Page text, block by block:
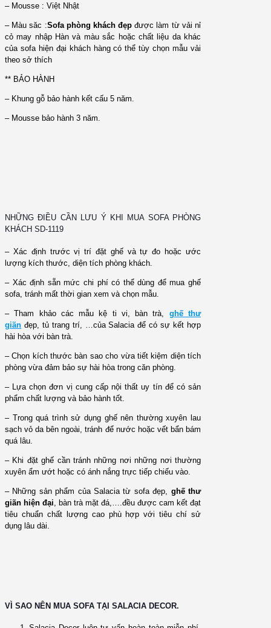
– Mousse : Việt Nhật
– Màu săc :Sofa phòng khách đẹp được làm từ vải nỉ
cỏ may nhập Hàn và màu sắc hoặc chất liệu da khác
của sofa hiện đại khách hàng có thể tùy chọn mẫu vải
theo sở thích
** BẢO HÀNH
– Khung gỗ bảo hành kết cấu 5 năm.
– Mousse bảo hành 3 năm.
NHỮNG ĐIỀU CẦN LƯU Ý KHI MUA SOFA PHÒNG
KHÁCH SD-1119
– Xác định trước vị trí đặt ghế và tự đo hoặc ước
lượng kích thước, diện tích phòng khách.
– Xác định sẵn mức chi phí có thể dùng để mua ghế
sofa, tránh mất thời gian xem và chọn mẫu.
– Tham khảo các mẫu kệ ti vi, bàn trà, ghế thư
giãn đẹp, tủ trang trí, …của Salacia để có sự kết hợp
hài hòa với bàn trà.
– Chọn kích thước bàn sao cho vừa tiết kiệm diện tích
phòng vừa đảm bảo sự hài hòa trong căn phòng.
– Lựa chọn đơn vị cung cấp nội thất uy tín để có sản
phẩm chất lượng và bảo hành tốt.
– Trong quá trình sử dụng ghế nên thường xuyên lau
sạch vỏ da bên ngoài, tránh để nước hoặc vết bẩn bám
quá lâu.
– Khi đặt ghế cần tránh những nơi những nơi thường
xuyên ẩm ướt hoặc có ánh nắng trực tiếp chiếu vào.
– Những sản phẩm của Salacia từ sofa đẹp, ghế thư
giãn hiện đại , bàn trà mặt đá,….đều được cam kết đạt
tiêu chuẩn chất lượng cao phù hợp với tiêu chí sử
dụng lâu dài.
VÌ SAO NÊN MUA SOFA TẠI SALACIA DECOR.